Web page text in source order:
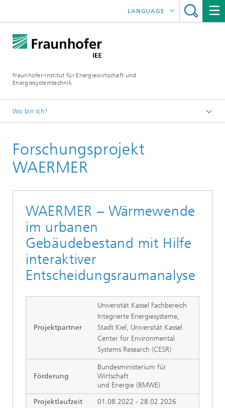
Fraunhofer-Institut für Energiewirtschaft und
Energiesystemtechnik
LANGUAGE
Wo bin ich?
Projekte
Projektsuche
Forschungsprojekt
WAERMER
WAERMER – Wärmewende
im urbanen
Gebäudebestand mit Hilfe
interaktiver
Entscheidungsraumanalyse
Projektpartner
Universität Kassel Fachbereich
Integrierte Energiesysteme,
Stadt Kiel, Universität Kassel
Center for Environmental
Systems Research (CESR)
Förderung
Bundesministerium für
Wirtschaft
und Energie (BMWE)
Projektlaufzeit
01.08.2022 - 28.02.2026